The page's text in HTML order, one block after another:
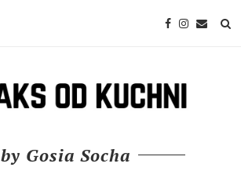
by Gosia Socha